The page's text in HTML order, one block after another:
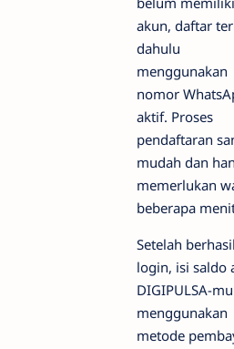
akun, daftar
dahulu
menggunakan
nomor
aktif. Proses
pendaftaran
mudah dan
memerlukan
beberapa
Setelah berhasil
login, isi saldo
DIGIPULSA-mu
menggunakan
metode